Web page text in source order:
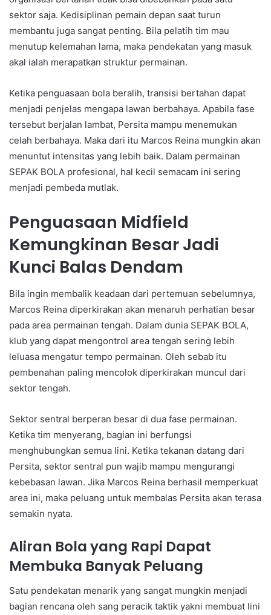
sektor saja. Kedisiplinan pemain depan saat turun
membantu juga sangat penting. Bila pelatih tim mau
menutup kelemahan lama, maka pendekatan yang masuk
akal ialah merapatkan struktur permainan.
Ketika penguasaan bola beralih, transisi bertahan dapat
menjadi penjelas mengapa lawan berbahaya. Apabila fase
tersebut berjalan lambat, Persita mampu menemukan
celah berbahaya. Maka dari itu Marcos Reina mungkin akan
menuntut intensitas yang lebih baik. Dalam permainan
SEPAK BOLA profesional, hal kecil semacam ini sering
menjadi pembeda mutlak.
Penguasaan Midfield
Kemungkinan Besar Jadi
Kunci Balas Dendam
Bila ingin membalik keadaan dari pertemuan sebelumnya,
Marcos Reina diperkirakan akan menaruh perhatian besar
pada area permainan tengah. Dalam dunia SEPAK BOLA,
klub yang dapat mengontrol area tengah sering lebih
leluasa mengatur tempo permainan. Oleh sebab itu
pembenahan paling mencolok diperkirakan muncul dari
sektor tengah.
Sektor sentral berperan besar di dua fase permainan.
Ketika tim menyerang, bagian ini berfungsi
menghubungkan semua lini. Ketika tekanan datang dari
Persita, sektor sentral pun wajib mampu mengurangi
kebebasan lawan. Jika Marcos Reina berhasil memperkuat
area ini, maka peluang untuk membalas Persita akan terasa
semakin nyata.
Aliran Bola yang Rapi Dapat
Membuka Banyak Peluang
Satu pendekatan menarik yang sangat mungkin menjadi
bagian rencana oleh sang peracik taktik yakni membuat lini